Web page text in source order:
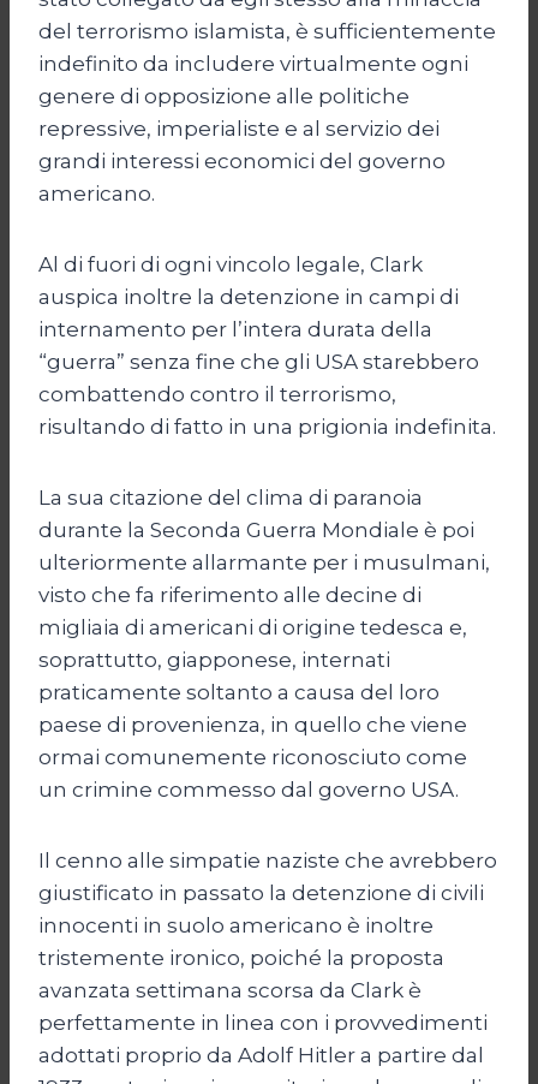
del terrorismo islamista, è sufficientemente
indefinito da includere virtualmente ogni
genere di opposizione alle politiche
repressive, imperialiste e al servizio dei
grandi interessi economici del governo
americano.
Al di fuori di ogni vincolo legale, Clark
auspica inoltre la detenzione in campi di
internamento per l’intera durata della
“guerra” senza fine che gli USA starebbero
combattendo contro il terrorismo,
risultando di fatto in una prigionia indefinita.
La sua citazione del clima di paranoia
durante la Seconda Guerra Mondiale è poi
ulteriormente allarmante per i musulmani,
visto che fa riferimento alle decine di
migliaia di americani di origine tedesca e,
soprattutto, giapponese, internati
praticamente soltanto a causa del loro
paese di provenienza, in quello che viene
ormai comunemente riconosciuto come
un crimine commesso dal governo USA.
Il cenno alle simpatie naziste che avrebbero
giustificato in passato la detenzione di civili
innocenti in suolo americano è inoltre
tristemente ironico, poiché la proposta
avanzata settimana scorsa da Clark è
perfettamente in linea con i provvedimenti
adottati proprio da Adolf Hitler a partire dal